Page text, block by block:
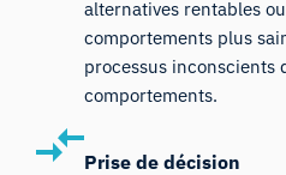
alternatives rentables
comportements plus
processus inconscients
comportements.
Prise de décision